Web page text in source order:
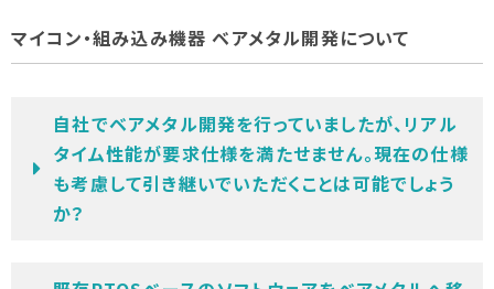
マイコン・組み込み機器 ベアメタル開発について
自社でベアメタル開発を行っていましたが、リアル
タイム性能が要求仕様を満たせません。現在の仕様
も考慮して引き継いでいただくことは可能でしょう
か？